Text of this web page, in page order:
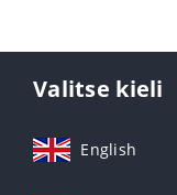
Valitse kieli
English